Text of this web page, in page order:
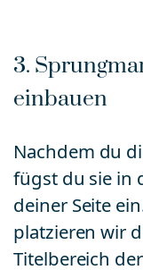
3.
einbauen
Nachdem du
fügst du sie in
deiner Seite
platzieren wir
Titelbereich